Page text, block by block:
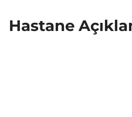
Hastane